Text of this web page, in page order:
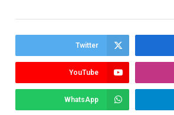
Twitter
YouTube
WhatsApp